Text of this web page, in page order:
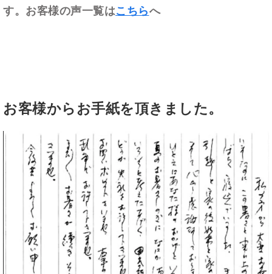
す。お客様の声一覧はこちらへ
お客様からお手紙を頂きました。